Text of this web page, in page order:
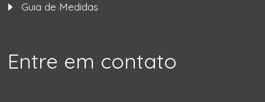
Guia de Medidas
Entre em contato